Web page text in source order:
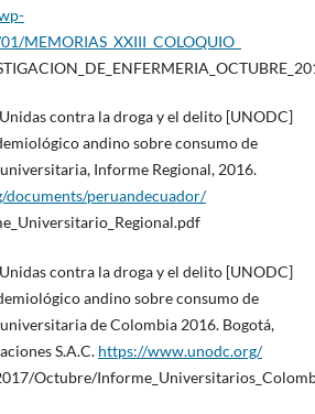
MEMORIAS_XXIII_COLOQUIO_
contra la droga y el delito [UNODC]
andino sobre consumo de
Informe Regional, 2016.
peruandecuador/
contra la droga y el delito [UNODC]
andino sobre consumo de
de Colombia 2016. Bogotá,
S.A.C. https://www.unodc.org/
Octubre/